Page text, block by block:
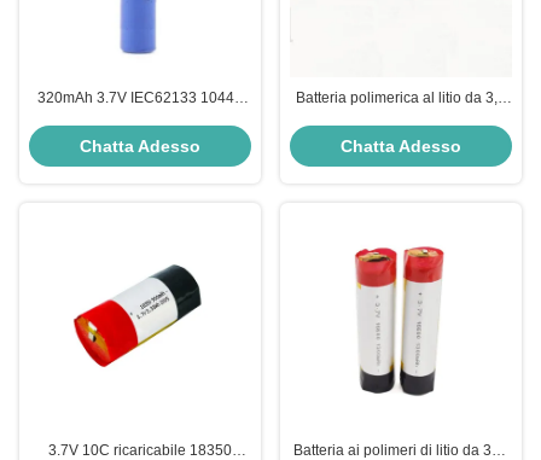
320mAh 3.7V IEC62133 10440
Batteria per la scrittura a mano
con penna intelligente
Chatta Adesso
Batteria polimerica al litio da 3,7
dispositivi portatili
Chatta Adesso
3.7V 10C ricaricabile 18350
Batteria ai polimeri di litio da 350